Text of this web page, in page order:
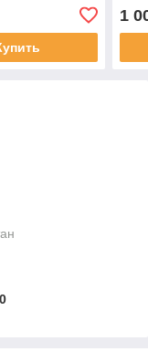
1